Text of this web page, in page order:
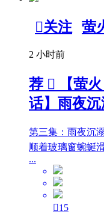
关注 萤
2 小时前
荐  【萤
话】雨夜
第三集：雨夜沉
顺着玻璃窗蜿蜒
...
15